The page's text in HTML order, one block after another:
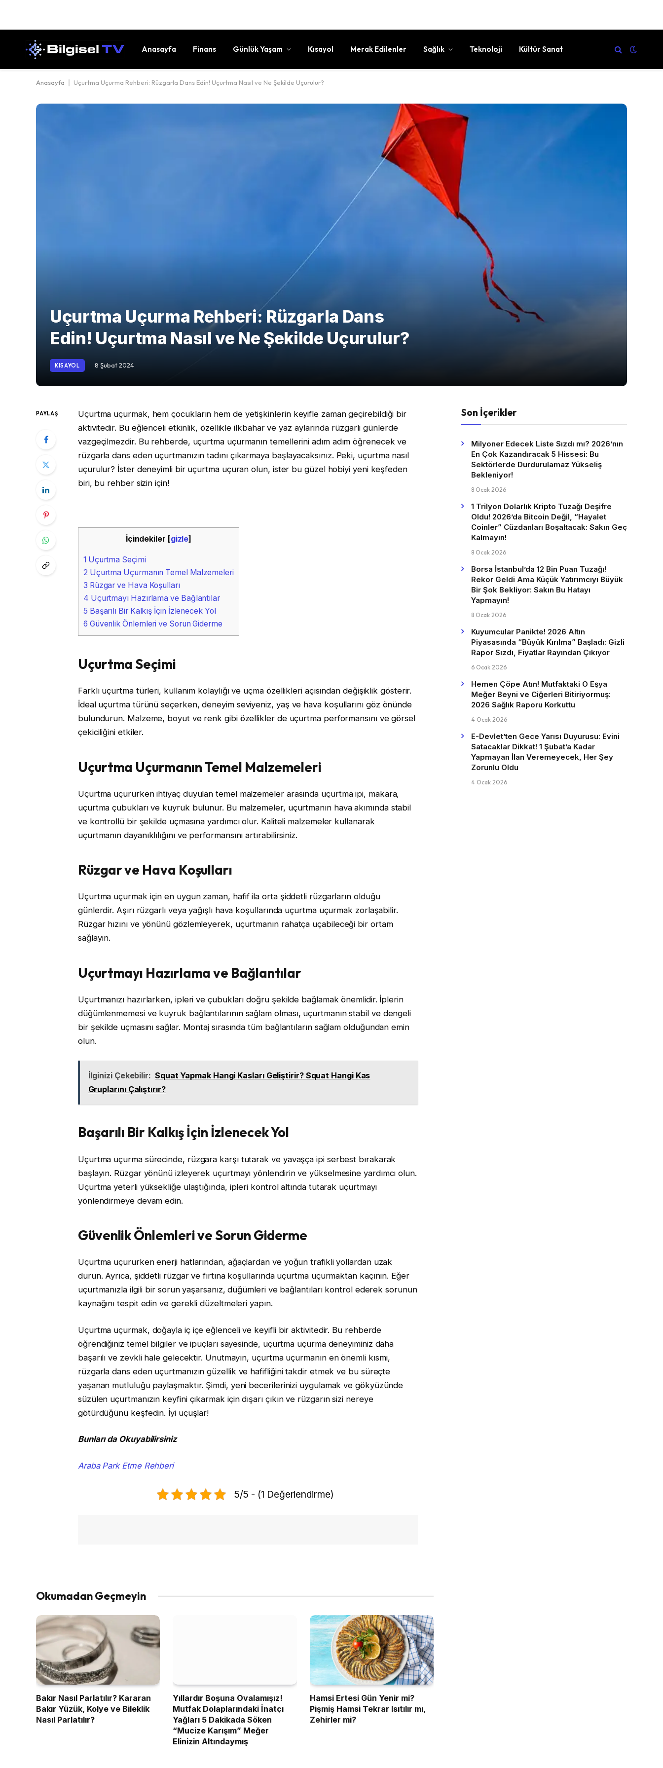
Anasayfa Finans Günlük Yaşam Kısayol Merak Edilenler Sağlık Teknoloji Kültür Sanat
Anasayfa Uçurtma Uçurma Rehberi: Rüzgarla Dans Edin! Uçurtma Nasıl ve Ne Şekilde Uçurulur?
Uçurtma Uçurma Rehberi: Rüzgarla Dans
Edin! Uçurtma Nasıl ve Ne Şekilde Uçurulur?
KISAYOL 8 Şubat 2024
PAYLAŞ
Uçurtma uçurmak, hem çocukların hem de yetişkinlerin keyifle zaman geçirebildiği bir
aktivitedir. Bu eğlenceli etkinlik, özellikle ilkbahar ve yaz aylarında rüzgarlı günlerde
vazgeçilmezdir. Bu rehberde, uçurtma uçurmanın temellerini adım adım öğrenecek ve
rüzgarla dans eden uçurtmanızın tadını çıkarmaya başlayacaksınız. Peki, uçurtma nasıl
uçurulur? İster deneyimli bir uçurtma uçuran olun, ister bu güzel hobiyi yeni keşfeden
biri, bu rehber sizin için!
İçindekiler [gizle]
1 Uçurtma Seçimi
2 Uçurtma Uçurmanın Temel Malzemeleri
3 Rüzgar ve Hava Koşulları
4 Uçurtmayı Hazırlama ve Bağlantılar
5 Başarılı Bir Kalkış İçin İzlenecek Yol
6 Güvenlik Önlemleri ve Sorun Giderme
Uçurtma Seçimi
Farklı uçurtma türleri, kullanım kolaylığı ve uçma özellikleri açısından değişiklik gösterir.
İdeal uçurtma türünü seçerken, deneyim seviyeniz, yaş ve hava koşullarını göz önünde
bulundurun. Malzeme, boyut ve renk gibi özellikler de uçurtma performansını ve görsel
çekiciliğini etkiler.
Uçurtma Uçurmanın Temel Malzemeleri
Uçurtma uçururken ihtiyaç duyulan temel malzemeler arasında uçurtma ipi, makara,
uçurtma çubukları ve kuyruk bulunur. Bu malzemeler, uçurtmanın hava akımında stabil
ve kontrollü bir şekilde uçmasına yardımcı olur. Kaliteli malzemeler kullanarak
uçurtmanın dayanıklılığını ve performansını artırabilirsiniz.
Rüzgar ve Hava Koşulları
Uçurtma uçurmak için en uygun zaman, hafif ila orta şiddetli rüzgarların olduğu
günlerdir. Aşırı rüzgarlı veya yağışlı hava koşullarında uçurtma uçurmak zorlaşabilir.
Rüzgar hızını ve yönünü gözlemleyerek, uçurtmanın rahatça uçabileceği bir ortam
sağlayın.
Uçurtmayı Hazırlama ve Bağlantılar
Uçurtmanızı hazırlarken, ipleri ve çubukları doğru şekilde bağlamak önemlidir. İplerin
düğümlenmemesi ve kuyruk bağlantılarının sağlam olması, uçurtmanın stabil ve dengeli
bir şekilde uçmasını sağlar. Montaj sırasında tüm bağlantıların sağlam olduğundan emin
olun.
İlginizi Çekebilir: Squat Yapmak Hangi Kasları Geliştirir? Squat Hangi Kas
Gruplarını Çalıştırır?
Başarılı Bir Kalkış İçin İzlenecek Yol
Uçurtma uçurma sürecinde, rüzgara karşı tutarak ve yavaşça ipi serbest bırakarak
başlayın. Rüzgar yönünü izleyerek uçurtmayı yönlendirin ve yükselmesine yardımcı olun.
Uçurtma yeterli yüksekliğe ulaştığında, ipleri kontrol altında tutarak uçurtmayı
yönlendirmeye devam edin.
Güvenlik Önlemleri ve Sorun Giderme
Uçurtma uçururken enerji hatlarından, ağaçlardan ve yoğun trafikli yollardan uzak
durun. Ayrıca, şiddetli rüzgar ve fırtına koşullarında uçurtma uçurmaktan kaçının. Eğer
uçurtmanızla ilgili bir sorun yaşarsanız, düğümleri ve bağlantıları kontrol ederek sorunun
kaynağını tespit edin ve gerekli düzeltmeleri yapın.
Uçurtma uçurmak, doğayla iç içe eğlenceli ve keyifli bir aktivitedir. Bu rehberde
öğrendiğiniz temel bilgiler ve ipuçları sayesinde, uçurtma uçurma deneyiminiz daha
başarılı ve zevkli hale gelecektir. Unutmayın, uçurtma uçurmanın en önemli kısmı,
rüzgarla dans eden uçurtmanızın güzellik ve hafifliğini takdir etmek ve bu süreçte
yaşanan mutluluğu paylaşmaktır. Şimdi, yeni becerilerinizi uygulamak ve gökyüzünde
süzülen uçurtmanızın keyfini çıkarmak için dışarı çıkın ve rüzgarın sizi nereye
götürdüğünü keşfedin. İyi uçuşlar!
Bunları da Okuyabilirsiniz
Araba Park Etme Rehberi
5/5 - (1 Değerlendirme)
Okumadan Geçmeyin
Bakır Nasıl Parlatılır? Kararan
Bakır Yüzük, Kolye ve Bileklik
Nasıl Parlatılır?
Yıllardır Boşuna Ovalamışız!
Mutfak Dolaplarındaki İnatçı
Yağları 5 Dakikada Söken
“Mucize Karışım” Meğer
Elinizin Altındaymış
Hamsi Ertesi Gün Yenir mi?
Pişmiş Hamsi Tekrar Isıtılır mı,
Zehirler mi?
Son İçerikler
Milyoner Edecek Liste Sızdı mı? 2026’nın
En Çok Kazandıracak 5 Hissesi: Bu
Sektörlerde Durdurulamaz Yükseliş
Bekleniyor!
8 Ocak 2026
1 Trilyon Dolarlık Kripto Tuzağı Deşifre
Oldu! 2026’da Bitcoin Değil, “Hayalet
Coinler” Cüzdanları Boşaltacak: Sakın Geç
Kalmayın!
8 Ocak 2026
Borsa İstanbul’da 12 Bin Puan Tuzağı!
Rekor Geldi Ama Küçük Yatırımcıyı Büyük
Bir Şok Bekliyor: Sakın Bu Hatayı
Yapmayın!
8 Ocak 2026
Kuyumcular Panikte! 2026 Altın
Piyasasında “Büyük Kırılma” Başladı: Gizli
Rapor Sızdı, Fiyatlar Rayından Çıkıyor
6 Ocak 2026
Hemen Çöpe Atın! Mutfaktaki O Eşya
Meğer Beyni ve Ciğerleri Bitiriyormuş:
2026 Sağlık Raporu Korkuttu
4 Ocak 2026
E-Devlet’ten Gece Yarısı Duyurusu: Evini
Satacaklar Dikkat! 1 Şubat’a Kadar
Yapmayan İlan Veremeyecek, Her Şey
Zorunlu Oldu
4 Ocak 2026